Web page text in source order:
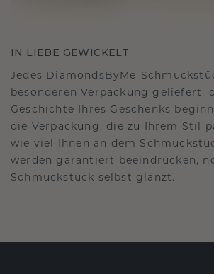
IN LIEBE GEWICKELT
Jedes DiamondsByMe-
besonderen Verpackung geliefert,
Geschichte Ihres Geschenks
die Verpackung, die zu Ihrem Stil
wie viel Ihnen an dem
werden garantiert beeindrucken,
Schmuckstück selbst glänzt.